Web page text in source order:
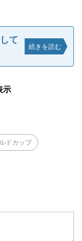
て
続きを読む
示
ドカップ